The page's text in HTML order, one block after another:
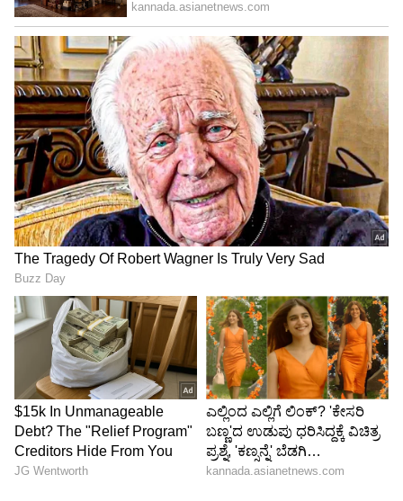
9. ವಿನಯ್ ಶಾಕ್ಯ, ಶಾಸಕ
10. ಅವತಾರ್ ಸಿಂಗ್ ಭದಾನ, ಶಾಸಕ
11. ದಾರಾ ಸಿಂಗ್ ಚೌಹಾಣ್, ಕ್ಯಾಬಿನೆಟ್ ಮಂತ್ರಿ
12. ಮುಖೇಶ್ ವರ್ಮಾ, ಶಾಸಕ
13. ಧರಂ ಸಿಂಗ್ ಸೈನಿ, ಕ್ಯಾಬಿನೆಟ್ ಮಂತ್ರಿ
14. ಬಾಲ ಪ್ರಸಾದ್ ಅವಸ್ತಿ, ಶಾಸಕ